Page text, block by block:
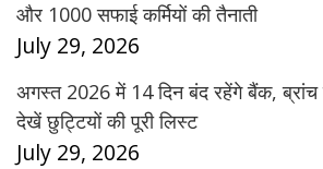
और 1000 सफाई कर्मियों की तैनाती
July 29, 2026
अगस्त 2026 में 14 दिन बंद रहेंगे बैंक,
देखें छुट्टियों की पूरी लिस्ट
July 29, 2026